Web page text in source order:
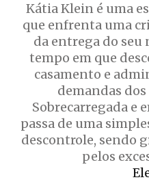
Kátia Klein é uma
que enfrenta uma
da entrega do seu
tempo em que
casamento e
demandas
Sobrecarregada e
passa de uma
descontrole, sendo
pelos